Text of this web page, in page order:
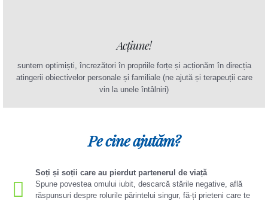
Acțiune!
suntem optimiști, încrezători în propriile forțe și acționăm în direcția
atingerii obiectivelor personale și familiale (ne ajută și terapeuții care
vin la unele întâlniri)
Pe cine ajutăm?
Soți și soții care au pierdut partenerul de viață
Spune povestea omului iubit, descarcă stările negative, află
răspunsuri despre rolurile părintelui singur, fă-ți prieteni care te